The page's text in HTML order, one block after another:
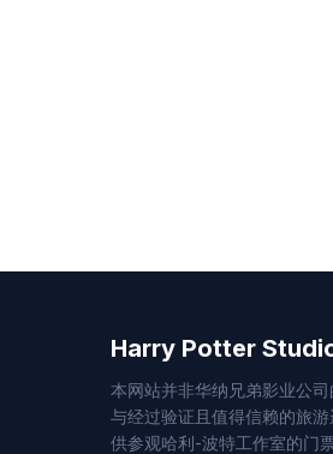
Harry Potter
本网站并非华纳兄弟影业公
与经过验证且值得信赖的旅
供参观哈利-波特工作室的门